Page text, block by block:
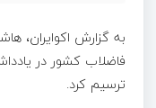
به گزارش اکوایران،
فاضلاب کشور در
ترسیم کرد.